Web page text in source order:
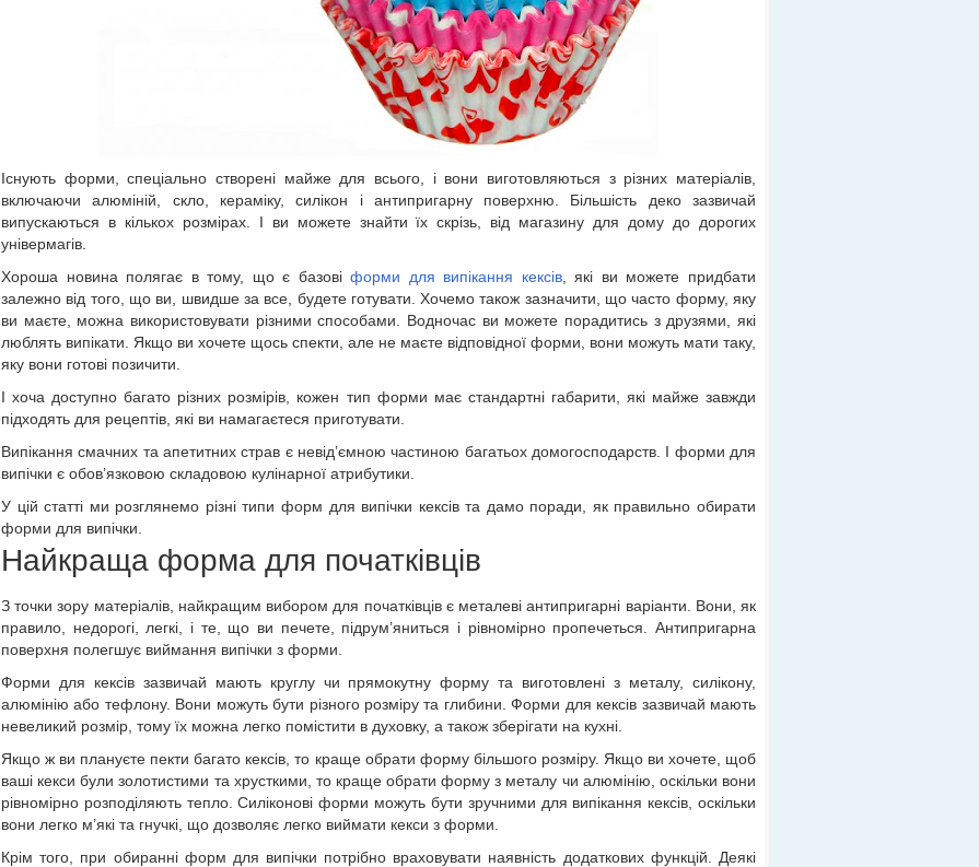
Існують форми, спеціально створені майже для всього, і вони виготовляються з різних матеріалів,
включаючи алюміній, скло, кераміку, силікон і антипригарну поверхню. Більшість деко зазвичай
випускаються в кількох розмірах. І ви можете знайти їх скрізь, від магазину для дому до дорогих
універмагів.
Хороша новина полягає в тому, що є базовіформи для випікання кексів, які ви можете придбати
залежно від того, що ви, швидше за все, будете готувати. Хочемо також зазначити, що часто форму, яку
ви маєте, можна використовувати різними способами. Водночас ви можете порадитись з друзями, які
люблять випікати. Якщо ви хочете щось спекти, але не маєте відповідної форми, вони можуть мати таку,
яку вони готові позичити.
І хоча доступно багато різних розмірів, кожен тип форми має стандартні габарити, які майже завжди
підходять для рецептів, які ви намагаєтеся приготувати.
Випікання смачних та апетитних страв є невід’ємною частиною багатьох домогосподарств. І форми для
випічки є обов’язковою складовою кулінарної атрибутики.
У цій статті ми розглянемо різні типи форм для випічки кексів та дамо поради, як правильно обирати
форми для випічки.
Найкраща форма для початківців
З точки зору матеріалів, найкращим вибором для початківців є металеві антипригарні варіанти. Вони, як
правило, недорогі, легкі, і те, що ви печете, підрум’яниться і рівномірно пропечеться. Антипригарна
поверхня полегшує виймання випічки з форми.
Форми для кексів зазвичай мають круглу чи прямокутну форму та виготовлені з металу, силікону,
алюмінію або тефлону. Вони можуть бути різного розміру та глибини. Форми для кексів зазвичай мають
невеликий розмір, тому їх можна легко помістити в духовку, а також зберігати на кухні.
Якщо ж ви плануєте пекти багато кексів, то краще обрати форму більшого розміру. Якщо ви хочете, щоб
ваші кекси були золотистими та хрусткими, то краще обрати форму з металу чи алюмінію, оскільки вони
рівномірно розподіляють тепло. Силіконові форми можуть бути зручними для випікання кексів, оскільки
вони легко м’які та гнучкі, що дозволяє легко виймати кекси з форми.
Крім того, при обиранні форм для випічки потрібно враховувати наявність додаткових функцій. Деякі